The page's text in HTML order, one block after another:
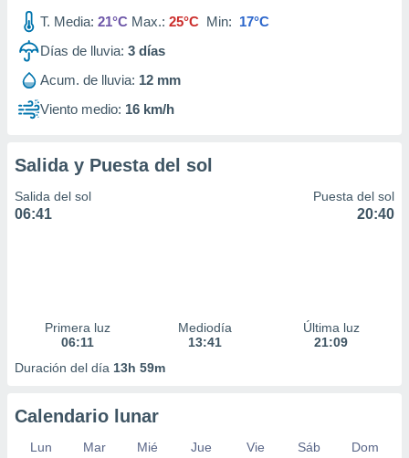
T. Media: 21°C Max.: 25°C Min: 17°C
Días de lluvia: 3 días
Acum. de lluvia: 12 mm
Viento medio: 16 km/h
Salida y Puesta del sol
Salida del sol
06:41
Puesta del sol
20:40
Primera luz
06:11
Mediodía
13:41
Última luz
21:09
Duración del día 13h 59m
Calendario lunar
Lun Mar Mié Jue Vie Sáb
Dom